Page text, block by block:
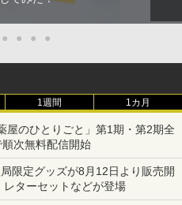
● ● ● ●
1週間 1カ月
のひとりごと」第1期・第2期全
次無料配信開始
限定グッズが8月12日より販売開
ターセットなどが登場